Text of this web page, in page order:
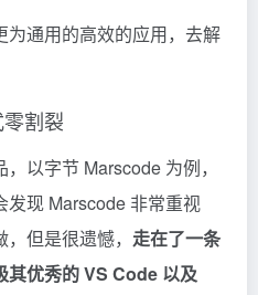
为通用的高效的应用，去解
割裂
以字节 Marscode 为例，
现 Marscode 非常重视
但是很遗憾， 走在了一条
其优秀的 VS Code 以及